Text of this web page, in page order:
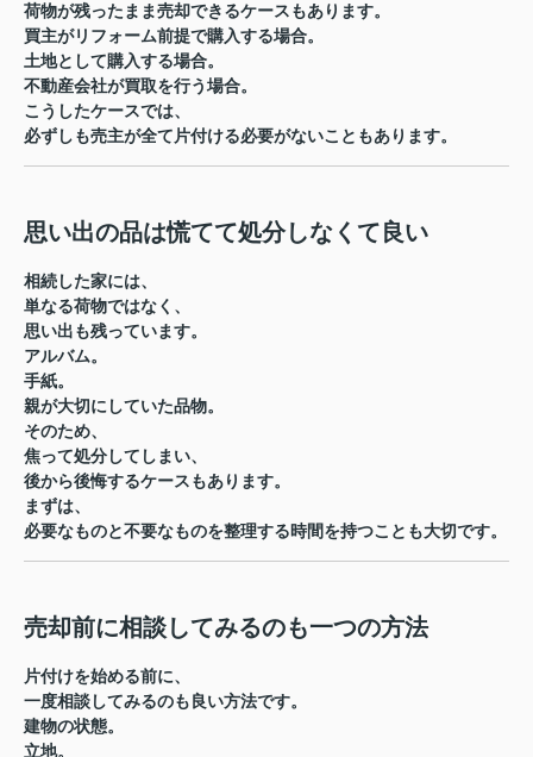
荷物が残ったまま売却できるケースもあります。
買主がリフォーム前提で購入する場合。
土地として購入する場合。
不動産会社が買取を行う場合。
こうしたケースでは、
必ずしも売主が全て片付ける必要がないこともあります。
思い出の品は慌てて処分しなくて良い
相続した家には、
単なる荷物ではなく、
思い出も残っています。
アルバム。
手紙。
親が大切にしていた品物。
そのため、
焦って処分してしまい、
後から後悔するケースもあります。
まずは、
必要なものと不要なものを整理する時間を持つことも大切です。
売却前に相談してみるのも一つの方法
片付けを始める前に、
一度相談してみるのも良い方法です。
建物の状態。
立地。